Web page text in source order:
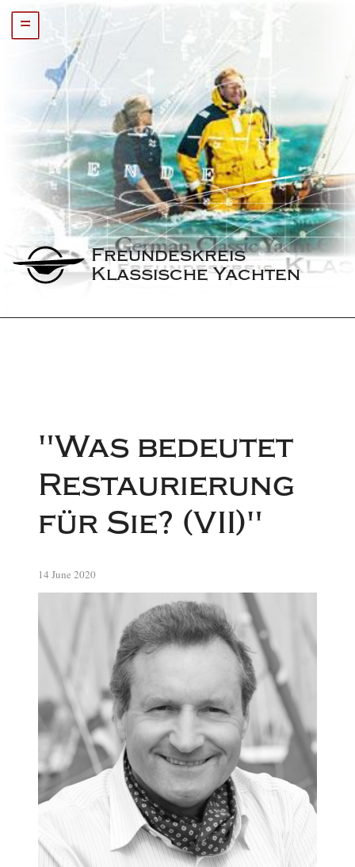
=
Freundeskreis
Klassische Yachten
"Was bedeutet
Restaurierung
für Sie? (VII)"
14 June 2020